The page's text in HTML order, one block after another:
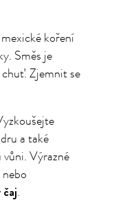
koření
Směs je
Zjemnit se
a také
vůni. Výrazné
.